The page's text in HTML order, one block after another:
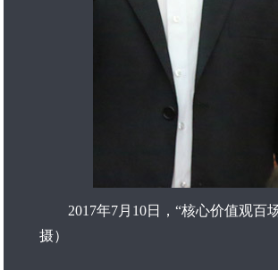
2017年7月10日，“核心价值观百场
摄）